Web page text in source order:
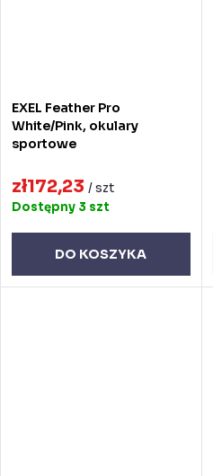
EXEL Feather Pro
White/Pink, okulary
sportowe
zł172,23 / szt
Dostępny 3 szt
DO KOSZYKA